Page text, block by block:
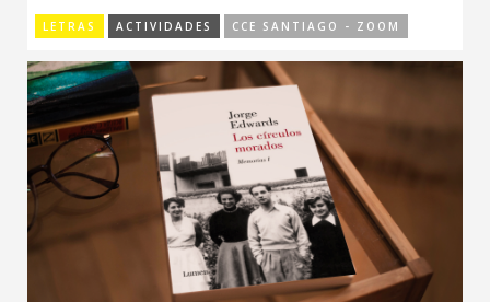
LETRAS ACTIVIDADES CCE SANTIAGO - ZOOM